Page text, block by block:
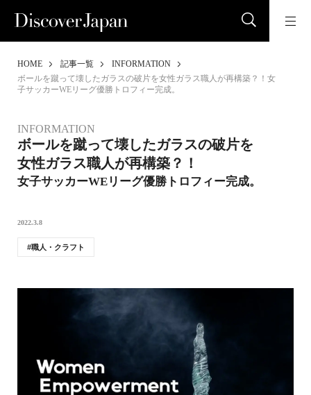
HOME 記事一覧
INFORMATION
ボールを蹴って壊したガラスの破片を女性ガラス職人が再構築？！女
子サッカーWEリーグ優勝トロフィー完成。
INFORMATION
ボールを蹴って壊したガラスの破片を
女性ガラス職人が再構築？！
女子サッカーWEリーグ優勝トロフィー完成。
2022.3.8
職人・クラフト